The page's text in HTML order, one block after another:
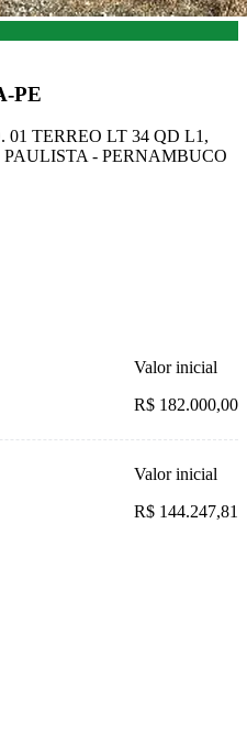
PE
TERREO LT 34 QD L1,
PAULISTA - PERNAMBUCO
Valor inicial
R$ 182.000,00
Valor inicial
R$ 144.247,81